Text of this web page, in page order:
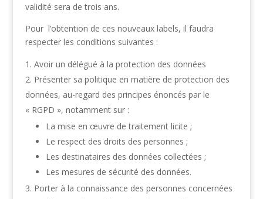
validité sera de trois ans.
Pour l’obtention de ces nouveaux labels, il faudra
respecter les conditions suivantes :
Avoir un délégué à la protection des données
Présenter sa politique en matière de protection des
données, au-regard des principes énoncés par le
« RGPD », notamment sur :
La mise en œuvre de traitement licite ;
Le respect des droits des personnes ;
Les destinataires des données collectées ;
Les mesures de sécurité des données.
Porter à la connaissance des personnes concernées